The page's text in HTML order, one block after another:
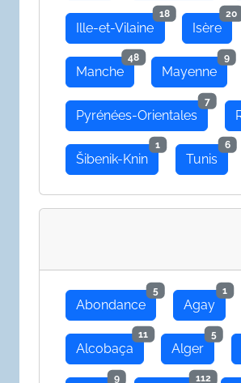
Ille-et-Vilaine
18
Isère
20
Manche
48
Mayenne
9
Pyrénées-Orientales
7
Šibenik-Knin
1
Tunis
6
Abondance
5
Agay
1
Alcobaça
11
Alger
5
9 112